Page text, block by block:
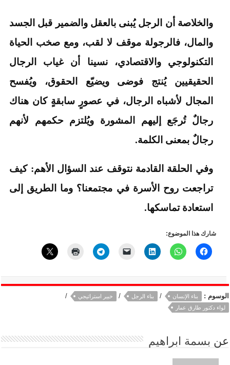
والخلاصة أن الرجل يُبنى بالعقل والضمير قبل الجسد
والمال، فالرجولة موقف لا لقب، ومع صخب الحياة
التكنولوجي والاقتصادي، نسينا أن غياب الرجال
الحقيقيين يُنتج فوضى ويضيّع الحقوق، ويُفسح
المجال لأشباه الرجال، في عصورٍ سابقةٍ كان هناك
رجالٌ تُرجَع إليهم المشورة ويُلتزم حكمهم لأنهم
رجالٌ بمعنى الكلمة.
وفي الحلقة القادمة نتوقف عند السؤال الأهم: كيف
تراجعت روح الأسرة في مجتمعنا؟ وما الطريق إلى
استعادة تماسكها.
شارك هذا الموضوع:
الوسوم : بناء الإنسان / بناء الرجل / خبير استراتيجي /
لواء دكتور طارق عمار
عن بسمة ابراهيم